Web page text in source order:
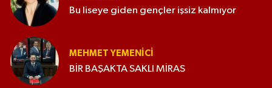
Bu liseye giden gençler işsiz kalmıyor
MEHMET YEMENICI
BİR BAŞAKTA SAKLI MİRAS